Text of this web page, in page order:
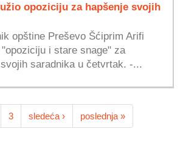
opoziciju za hapšenje svojih
opštine Preševo Šćiprim Arifi
i stare snage" za
saradnika u četvrtak. -...
3 sledeća › poslednja »